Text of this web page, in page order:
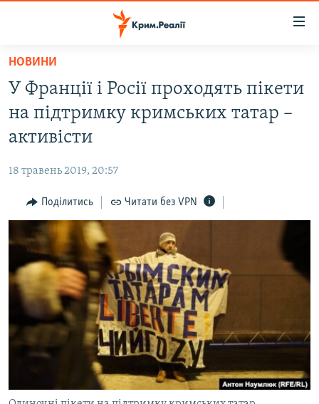
Перейти
основного
матеріалу
до
основної
навігації
Перейти
до
пошуку
ВОДА.КРИМ
ВІДЕО ТА ФОТО
БЛОГИ
ПОГЛЯД
ІНТЕРВ'Ю
ВСЕ ЗА ДЕНЬ
СПЕЦПРОЕКТИ
ДЕПОРТАЦІЯ
ВІДЕОУРОКИ «ELIFBE»
СВІДЧЕННЯ ОКУПАЦІЇ
УКРАЇНСЬКА ПРОБЛЕМА КРИМУ
ЯК ОБІЙТИ БЛОКУВАННЯ
Русский
НОВИНИ
У Франції і Росії проходять пікети
на підтримку кримських татар –
активісти
18 травень 2019, 20:57
Поділитись Читати без VPN